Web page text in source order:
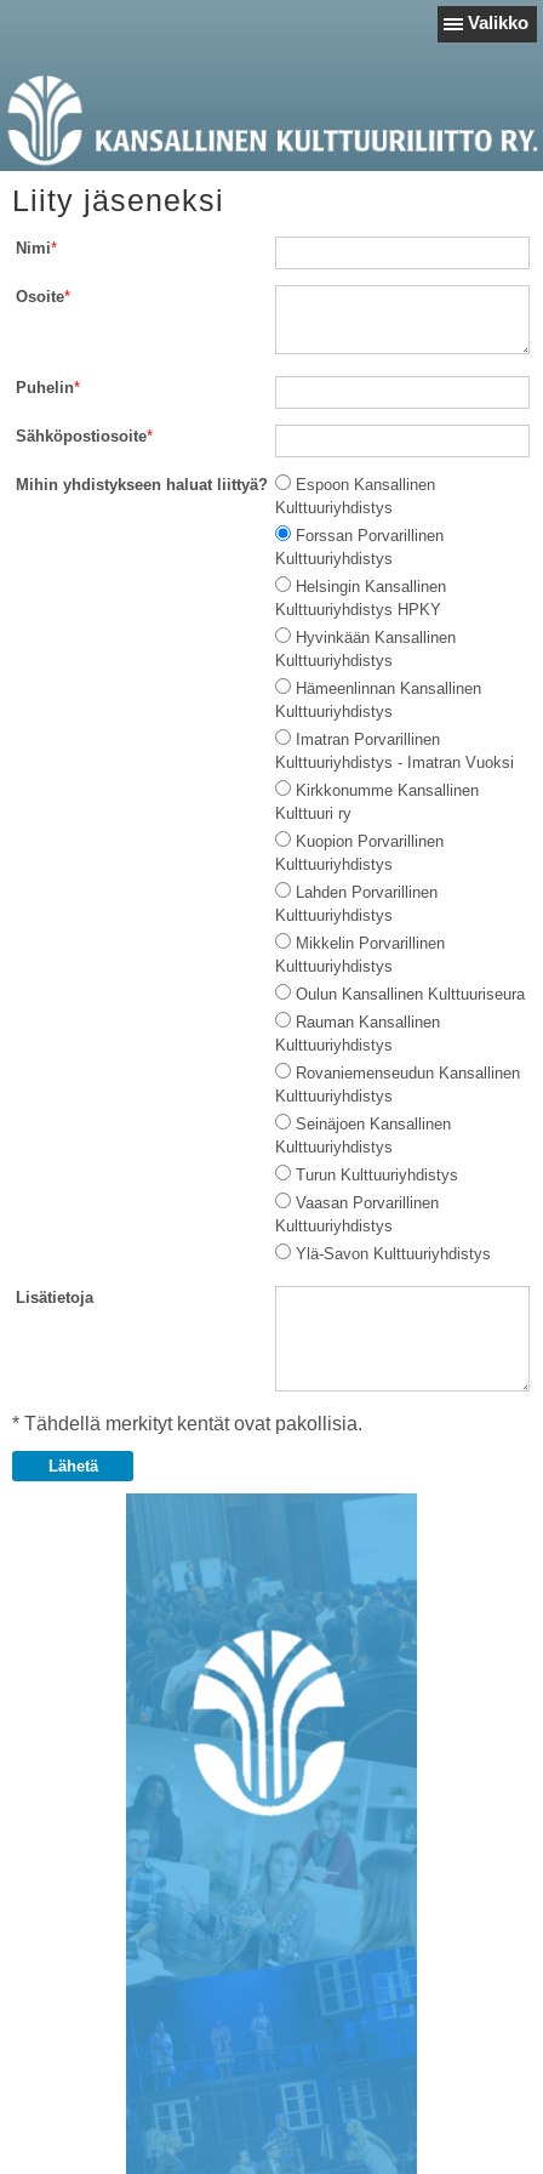
Valikko
Liity jäseneksi
Nimi*
Osoite*
Puhelin*
Sähköpostiosoite*
Mihin yhdistykseen haluat liittyä?
Espoon Kansallinen
Kulttuuriyhdistys
Forssan Porvarillinen
Kulttuuriyhdistys
Helsingin Kansallinen
Kulttuuriyhdistys HPKY
Hyvinkään Kansallinen
Kulttuuriyhdistys
Hämeenlinnan Kansallinen
Kulttuuriyhdistys
Imatran Porvarillinen
Kulttuuriyhdistys - Imatran Vuoksi
Kirkkonumme Kansallinen
Kulttuuri ry
Kuopion Porvarillinen
Kulttuuriyhdistys
Lahden Porvarillinen
Kulttuuriyhdistys
Mikkelin Porvarillinen
Kulttuuriyhdistys
Oulun Kansallinen Kulttuuriseura
Rauman Kansallinen
Kulttuuriyhdistys
Rovaniemenseudun Kansallinen
Kulttuuriyhdistys
Seinäjoen Kansallinen
Kulttuuriyhdistys
Turun Kulttuuriyhdistys
Vaasan Porvarillinen
Kulttuuriyhdistys
Ylä-Savon Kulttuuriyhdistys
Lisätietoja
* Tähdellä merkityt kentät ovat pakollisia.